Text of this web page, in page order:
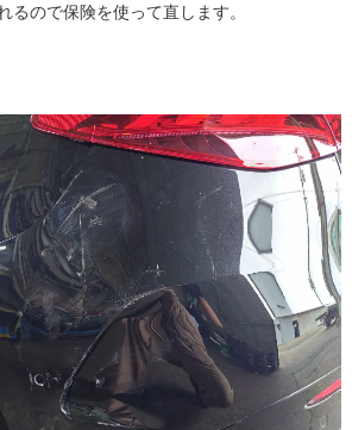
るので保険を使って直します。